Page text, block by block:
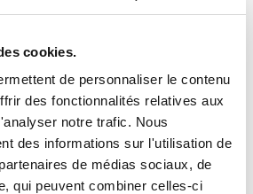
cookies.
de personnaliser le contenu
des fonctionnalités relatives aux
notre trafic. Nous
des informations sur l'utilisation de
de médias sociaux, de
qui peuvent combiner celles-ci